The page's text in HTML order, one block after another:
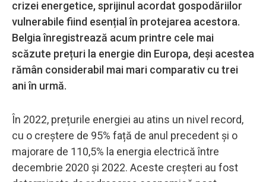
crizei energetice, sprijinul acordat gospodăriilor
vulnerabile fiind esențial în protejarea acestora.
Belgia înregistrează acum printre cele mai
scăzute prețuri la energie din Europa, deși acestea
rămân considerabil mai mari comparativ cu trei
ani în urmă.
În 2022, prețurile energiei au atins un nivel record,
cu o creștere de 95% față de anul precedent și o
majorare de 110,5% la energia electrică între
decembrie 2020 și 2022. Aceste creșteri au fost